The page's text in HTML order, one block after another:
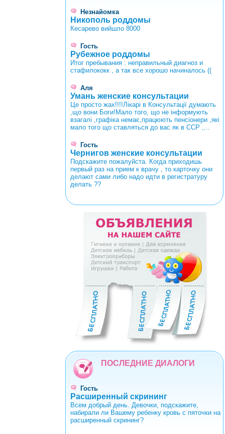
Незнайомка
Никополь роддомы
Кесарево вийшло 8000
Гость
Рубежное роддомы
Итог пребывания : неправильный диагноз и
стафилококк , а так все хорошо начиналось ((
Аля
Умань женские консультации
Це просто жах!!!!Лікарі в Консультації думають
,що вони Боги!Мало того, що не інформують
взагалі ,графіка немає,працюють пенсіонери ,які
мало того що ставляться до вас як в ССР ,...
Гость
Чернигов женские консультации
Подскажите пожалуйста. Когда приходишь
первый раз на прием к врачу , то карточку они
делают сами либо надо идти в регистратуру
делать ??
0123456789
ПОСЛЕДНИЕ ДИАЛОГИ
Гость
Расширенный скрининг
Всем добрый день. Девочки, подскажите,
набирали ли Вашему ребенку кровь с пяточки на
расширенный скрининг?